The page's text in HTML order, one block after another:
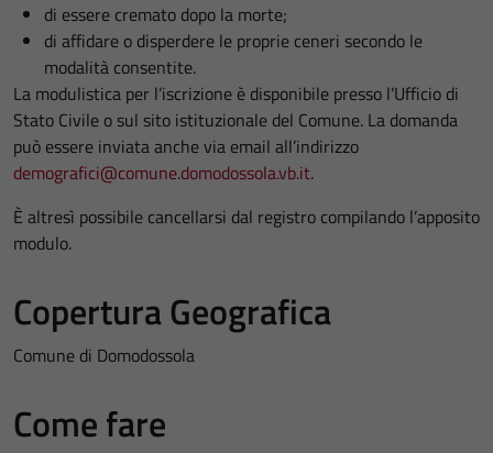
di essere cremato dopo la morte;
di affidare o disperdere le proprie ceneri secondo le
modalità consentite.
La modulistica per l’iscrizione è disponibile presso l’Ufficio di
Stato Civile o sul sito istituzionale del Comune. La domanda
può essere inviata anche via email all’indirizzo
demografici@comune.domodossola.vb.it.
È altresì possibile cancellarsi dal registro compilando l’apposito
modulo.
Copertura Geografica
Comune di Domodossola
Come fare